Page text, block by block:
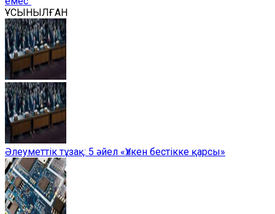
ҰСЫНЫЛҒАН
Әлеуметтік тұзақ: 5 әйел «Үлкен бестікке қарсы»